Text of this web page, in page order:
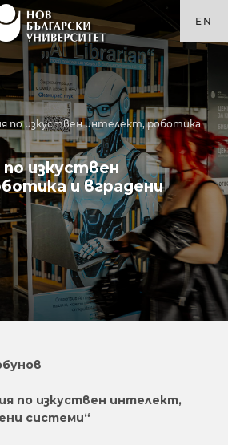
EN
по изкуствен интелект, роботика
изкуствен
и вградени
по изкуствен интелект,
системи“